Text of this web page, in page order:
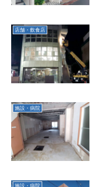
店舗・飲食店
施設・病院
施設・病院